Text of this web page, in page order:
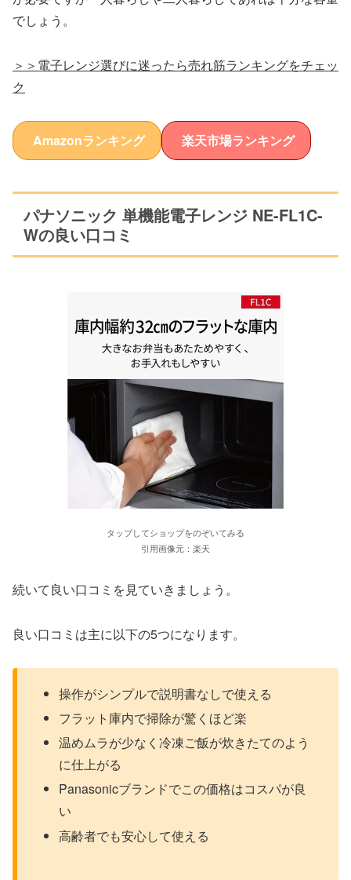
でしょう。
＞＞電子レンジ選びに迷ったら売れ筋ランキングをチェッ
ク
Amazonランキング 楽天市場ランキング
パナソニック 単機能電子レンジ NE-FL1C-
Wの良い口コミ
タップしてショップをのぞいてみる
引用画像元：楽天
続いて良い口コミを見ていきましょう。
良い口コミは主に以下の5つになります。
操作がシンプルで説明書なしで使える
フラット庫内で掃除が驚くほど楽
温めムラが少なく冷凍ご飯が炊きたてのよう
に仕上がる
Panasonicブランドでこの価格はコスパが良
い
高齢者でも安心して使える